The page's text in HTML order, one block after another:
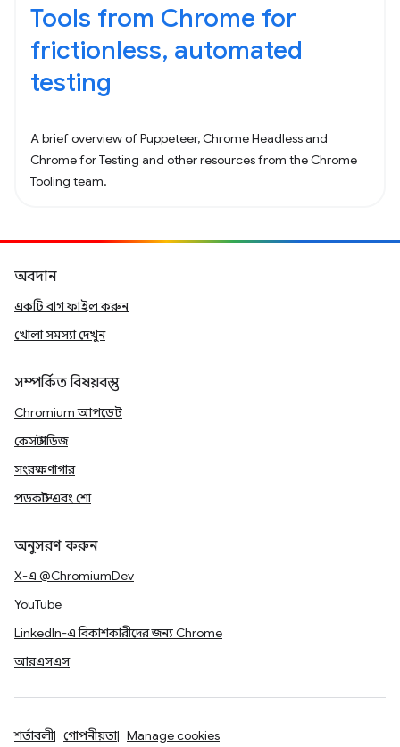
Tools from Chrome for
frictionless, automated
testing
A brief overview of Puppeteer, Chrome Headless and
Chrome for Testing and other resources from the Chrome
Tooling team.
অবদান
একটি বাগ ফাইল করুন
খোলা সমস্যা দেখুন
সম্পর্কিত বিষয়বস্তু
Chromium আপডেট
কেস স্টাডিজ
সংরক্ষণাগার
পডকাস্ট এবং শো
অনুসরণ করুন
X-এ @ChromiumDev
YouTube
LinkedIn-এ বিকাশকারীদের জন্য Chrome
আরএসএস
শর্তাবলী গোপনীয়তা Manage cookies